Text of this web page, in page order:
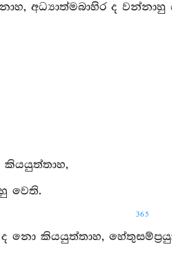
අධ්‍යාත්මබාහිර ද වන්නාහු
වෙති.
365
නො කියයුත්තාහ,